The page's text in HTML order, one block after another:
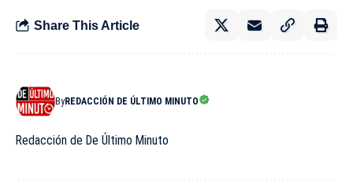
Share This Article
ByREDACCIÓN DE ÚLTIMO MINUTO
Redacción de De Último Minuto